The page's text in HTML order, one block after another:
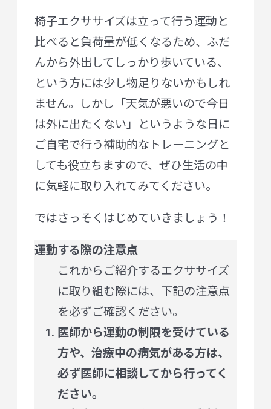
椅子エクササイズは立って行う運動と
比べると負荷量が低くなるため、ふだ
んから外出してしっかり歩いている、
という方には少し物足りないかもしれ
ません。しかし「天気が悪いので今日
は外に出たくない」というような日に
ご自宅で行う補助的なトレーニングと
しても役立ちますので、ぜひ生活の中
に気軽に取り入れてみてください。
ではさっそくはじめていきましょう！
運動する際の注意点
これからご紹介するエクササイズ
に取り組む際には、下記の注意点
を必ずご確認ください。
医師から運動の制限を受けている
方や、治療中の病気がある方は、
必ず医師に相談してから行ってく
ださい。